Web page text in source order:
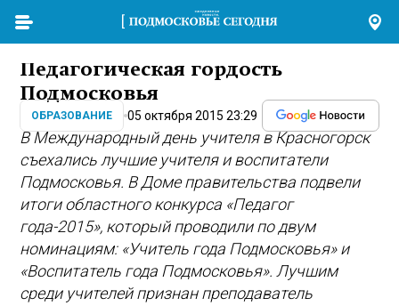
Педагогическая гордость
Подмосковья
ОБРАЗОВАНИЕ 05 октября 2015 23:29
В Международный день учителя в Красногорск
съехались лучшие учителя и воспитатели
Подмосковья. В Доме правительства подвели
итоги областного конкурса «Педагог
года-2015», который проводили по двум
номинациям: «Учитель года Подмосковья» и
«Воспитатель года Подмосковья». Лучшим
среди учителей признан преподаватель